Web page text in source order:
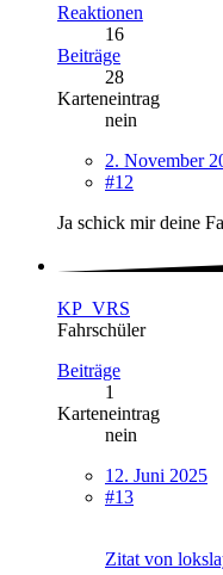
Reaktionen
16
Beiträge
28
Karteneintrag
nein
2. November
#12
Ja schick mir deine
KP_VRS
Fahrschüler
Beiträge
1
Karteneintrag
nein
12. Juni 2025
#13
Zitat von